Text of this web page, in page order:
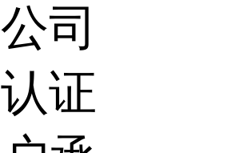
司
证